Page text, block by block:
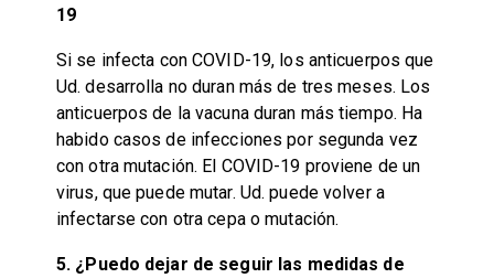
19
Si se infecta con COVID-19, los anticuerpos que
Ud. desarrolla no duran más de tres meses. Los
anticuerpos de la vacuna duran más tiempo. Ha
habido casos de infecciones por segunda vez
con otra mutación. El COVID-19 proviene de un
virus, que puede mutar. Ud. puede volver a
infectarse con otra cepa o mutación.
5. ¿Puedo dejar de seguir las medidas de